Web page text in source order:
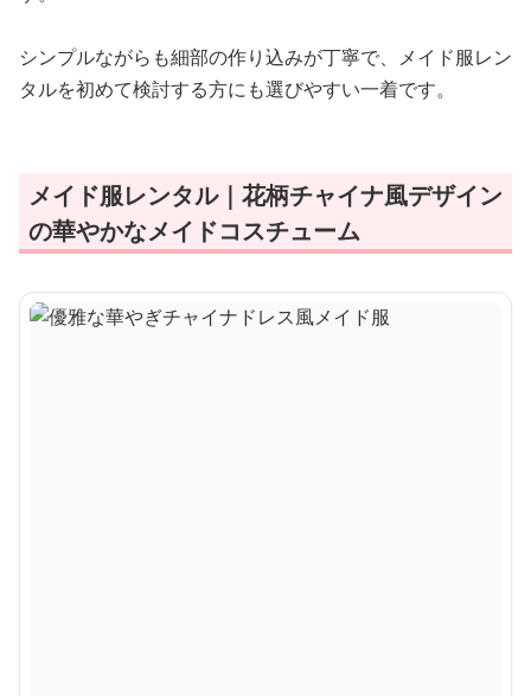
シンプルながらも細部の作り込みが丁寧で、メイド服レン
タルを初めて検討する方にも選びやすい一着です。
メイド服レンタル｜花柄チャイナ風デザイン
の華やかなメイドコスチューム